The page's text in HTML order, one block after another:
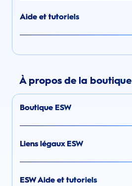
Aide et tutoriels
À propos de la boutique
Boutique ESW
Liens légaux ESW
ESW Aide et tutoriels